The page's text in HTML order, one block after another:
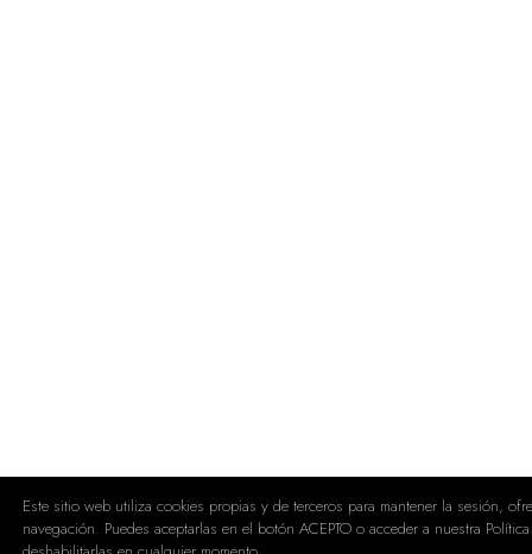
Este sitio web utiliza cookies propias y de terceros para mantener la sesión,
navegación. Puedes aceptarlas en el botón ACEPTO o acceder a nuestra